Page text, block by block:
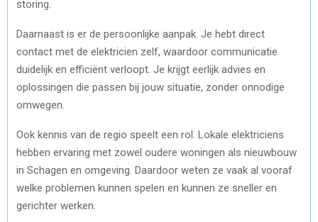
storing.
Daarnaast is er de persoonlijke aanpak. Je hebt direct
contact met de elektricien zelf, waardoor communicatie
duidelijk en efficiënt verloopt. Je krijgt eerlijk advies en
oplossingen die passen bij jouw situatie, zonder onnodige
omwegen.
Ook kennis van de regio speelt een rol. Lokale elektriciens
hebben ervaring met zowel oudere woningen als nieuwbouw
in Schagen en omgeving. Daardoor weten ze vaak al vooraf
welke problemen kunnen spelen en kunnen ze sneller en
gerichter werken.